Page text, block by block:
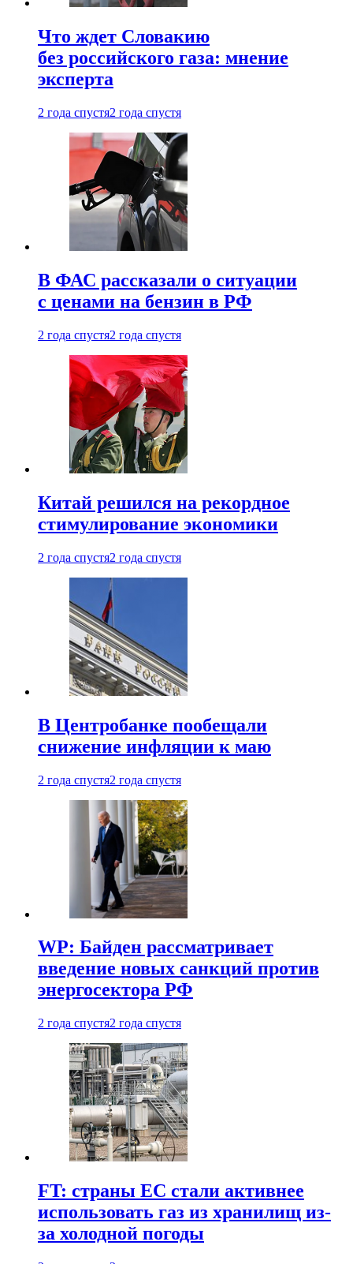
Что ждет Словакию
без российского газа: мнение
эксперта
2 года спустя2 года спустя
В ФАС рассказали о ситуации
с ценами на бензин в РФ
2 года спустя2 года спустя
Китай решился на рекордное
стимулирование экономики
2 года спустя2 года спустя
В Центробанке пообещали
снижение инфляции к маю
2 года спустя2 года спустя
WP: Байден рассматривает
введение новых санкций против
энергосектора РФ
2 года спустя2 года спустя
FT: страны ЕС стали активнее
использовать газ из хранилищ из-
за холодной погоды